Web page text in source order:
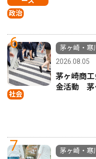
政治
6
社会
茅ヶ崎・寒
2026.08.05
茅ヶ崎商
金活動 茅
7
茅ヶ崎・寒